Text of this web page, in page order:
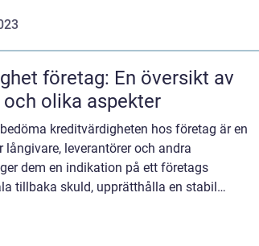
företag: En översikt av
och olika aspekter
kreditvärdigheten hos företag är en
leverantörer och andra
dem en indikation på ett företags
tillbaka skuld, upprätthålla en stabil